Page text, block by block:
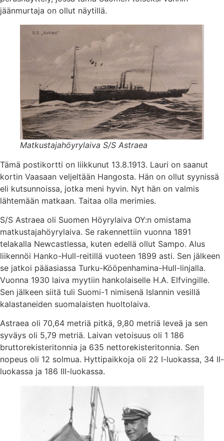
jäänmurtaja on ollut näytillä.
Matkustajahöyrylaiva S/S Astraea
Tämä postikortti on liikkunut 13.8.1913. Lauri on saanut
kortin Vaasaan veljeltään Hangosta. Hän on ollut syynissä
eli kutsunnoissa, jotka meni hyvin. Nyt hän on valmis
lähtemään matkaan. Taitaa olla merimies.
S/S Astraea oli Suomen Höyrylaiva OY:n omistama
matkustajahöyrylaiva. Se rakennettiin vuonna 1891
telakalla Newcastlessa, kuten edellä ollut Sampo. Alus
liikennöi Hanko-Hull-reitillä vuoteen 1899 asti. Sen jälkeen
se jatkoi pääasiassa Turku-Kööpenhamina-Hull-linjalla.
Vuonna 1930 laiva myytiin hankolaiselle H.A. Elfvingille.
Sen jälkeen siitä tuli Suomi-1 nimisenä Islannin vesillä
kalastaneiden suomalaisten huoltolaiva.
Astraea oli 70,64 metriä pitkä, 9,80 metriä leveä ja sen
syväys oli 5,79 metriä. Laivan vetoisuus oli 1 186
bruttorekisteritonnia ja 635 nettorekisteritonnia. Sen
nopeus oli 12 solmua. Hyttipaikkoja oli 22 I-luokassa, 34 II-
luokassa ja 186 III-luokassa.